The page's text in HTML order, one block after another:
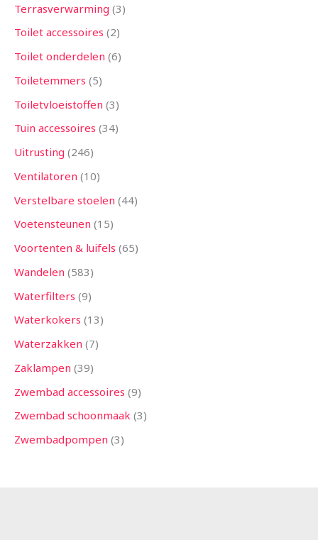
Terrasverwarming 3
Toilet accessoires 2
Toilet onderdelen 6
Toiletemmers 5
Toiletvloeistoffen 3
Tuin accessoires 34
Uitrusting 246
Ventilatoren 10
Verstelbare stoelen 44
Voetensteunen 15
Voortenten & luifels 65
Wandelen 583
Waterfilters 9
Waterkokers 13
Waterzakken 7
Zaklampen 39
Zwembad accessoires 9
Zwembad schoonmaak 3
Zwembadpompen 3